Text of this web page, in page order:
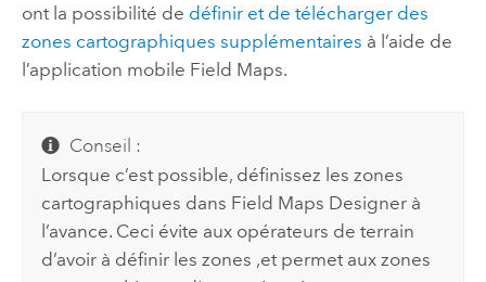
ont la possibilité de définir et de télécharger des
zones cartographiques supplémentaires à l’aide de
l’application mobile Field Maps.
Conseil :
Lorsque c’est possible, définissez les zones
cartographiques dans Field Maps Designer à
l’avance. Ceci évite aux opérateurs de terrain
d’avoir à définir les zones ,et permet aux zones